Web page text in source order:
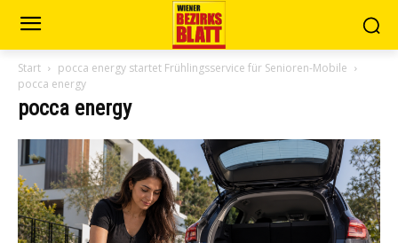
Start
pocca energy startet Frühlingsservice für Senioren-Mobile
pocca energy
pocca energy